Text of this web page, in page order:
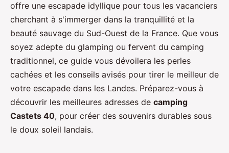
offre une escapade idyllique pour tous les vacanciers
cherchant à s'immerger dans la tranquillité et la
beauté sauvage du Sud-Ouest de la France. Que vous
soyez adepte du glamping ou fervent du camping
traditionnel, ce guide vous dévoilera les perles
cachées et les conseils avisés pour tirer le meilleur de
votre escapade dans les Landes. Préparez-vous à
découvrir les meilleures adresses de camping
Castets 40, pour créer des souvenirs durables sous
le doux soleil landais.